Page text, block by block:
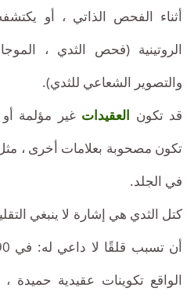
أثناء الفحص الذاتي ، أو
الروتينية (فحص الثدي ،
والتصوير الشعاعي للثدي).
قد تكون العقيداتغير مؤلمة
تكون مصحوبة بعلامات أخرى ،
في الجلد.
كتل الثدي هي إشارة لا ينبغي
الواقع تكوينات عقيدية حميدة ،